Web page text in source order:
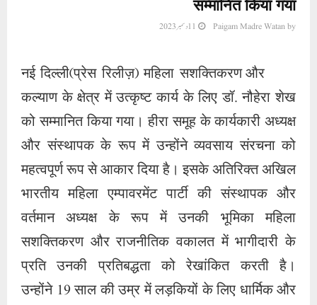
सम्मानित किया गया
by
Paigam Madre Watan 11 دسمبر 2023
नई दिल्ली(प्रेस रिलीज़) महिला सशक्तिकरण और
कल्याण के क्षेत्र में उत्कृष्ट कार्य के लिए डॉ. नौहेरा शेख
को सम्मानित किया गया। हीरा समूह के कार्यकारी अध्यक्ष
और संस्थापक के रूप में उन्होंने व्यवसाय संरचना को
महत्वपूर्ण रूप से आकार दिया है। इसके अतिरिक्त अखिल
भारतीय महिला एम्पावरमेंट पार्टी की संस्थापक और
वर्तमान अध्यक्ष के रूप में उनकी भूमिका महिला
सशक्तिकरण और राजनीतिक वकालत में भागीदारी के
प्रति उनकी प्रतिबद्धता को रेखांकित करती है।
उन्होंने 19 साल की उम्र में लड़कियों के लिए धार्मिक और